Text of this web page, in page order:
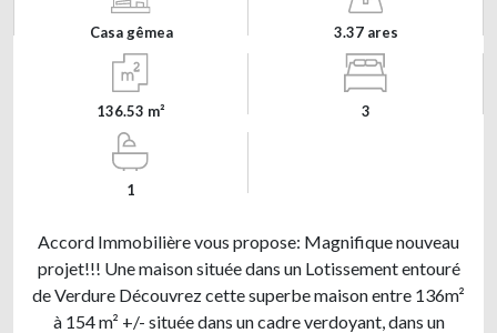
Casa gêmea 3.37 ares
136.53 m² 3
1
Accord Immobilière vous propose: Magnifique nouveau
projet!!! Une maison située dans un Lotissement entouré
de Verdure Découvrez cette superbe maison entre 136m²
à 154 m² +/- située dans un cadre verdoyant, dans un